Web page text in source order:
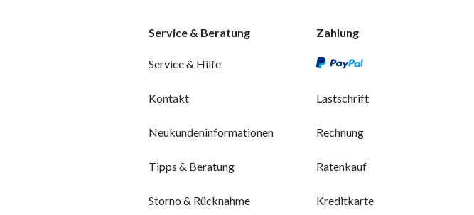
Service & Beratung
Service & Hilfe
Kontakt
Neukundeninformationen
Tipps & Beratung
Storno & Rücknahme
Zahlung
Lastschrift
Rechnung
Ratenkauf
Kreditkarte